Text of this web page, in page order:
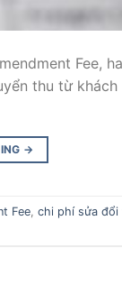
Fee,
thu từ
→
Fee chi phí sửa đổi